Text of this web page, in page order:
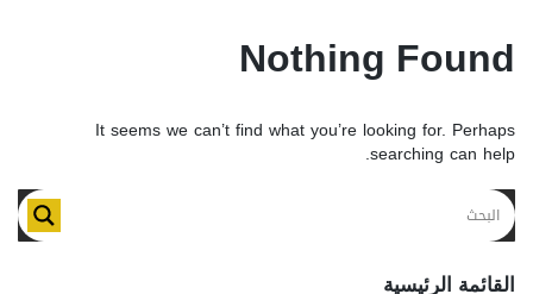
Nothing Found
It seems we can’t find what you’re looking for. Perhaps
searching can help.
القائمة الرئيسية